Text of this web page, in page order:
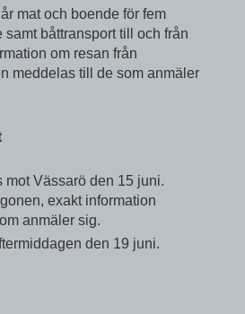
mat och boende för fem
samt båttransport till och från
om resan från
meddelas till de som anmäler
mot Vässarö den 15 juni.
exakt information
anmäler sig.
den 19 juni.